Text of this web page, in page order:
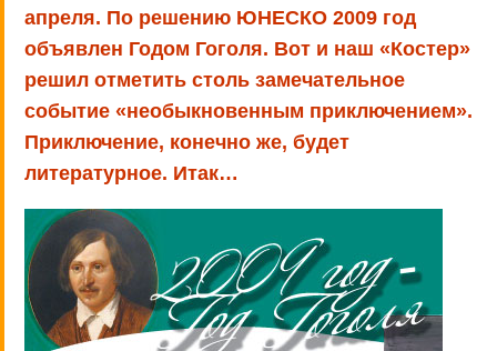
апреля. По решению ЮНЕСКО 2009 год
объявлен Годом Гоголя. Вот и наш «Костер»
решил отметить столь замечательное
событие «необыкновенным приключением».
Приключение, конечно же, будет
литературное. Итак…